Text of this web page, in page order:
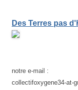
Des Terres pas
notre e-mail :
collectifoxygene34-at-